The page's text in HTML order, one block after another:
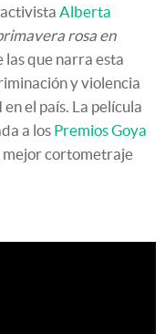
Alberta
rosa en
las que narra esta
y violencia
el país. La película
a los Premios Goya
mejor cortometraje